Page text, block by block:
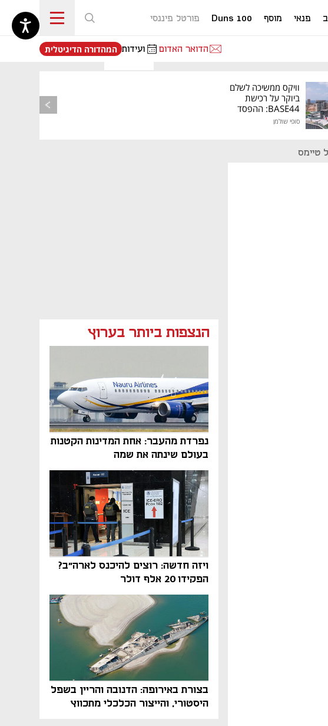
פנאי מוסף Duns 100 פורטל פיננסי
הדואר האדום ועידות
נפתח בכרטיסייה חדשה
המהדורה הדיגיטלית
וויקס ממשיכה לשלם
ביוקר על רכישת
BASE44: ההפסד
סופי שולמן
טיימס
הנצפות ביותר בערוץ
נפרדת מהעבר: אחת המדינות הקטנות
בעולם שינתה את שמה
ויזה חדשה: רוצים להיכנס לארה"ב?
הפקידו 20 אלף דולר
בצורת באירופה: הדנובה והריין בשפל
היסטורי, והייצור הכלכלי מתכווץ